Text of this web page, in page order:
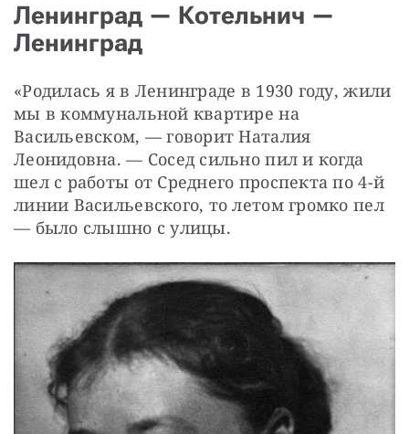
Ленинград — Котельнич —
Ленинград
«Родилась я в Ленинграде в 1930 году, жили
мы в коммунальной квартире на
Васильевском, — говорит Наталия
Леонидовна. — Сосед сильно пил и когда
шел с работы от Среднего проспекта по 4-й
линии Васильевского, то летом громко пел
— было слышно с улицы.